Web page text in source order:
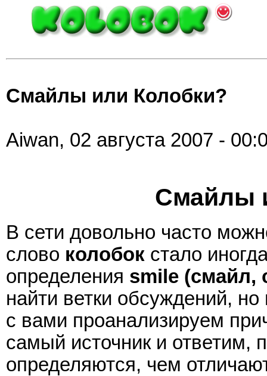
Смайлы или Колобки?
Aiwan, 02 августа 2007 -
Смайлы
В сети довольно часто
слово колобок стало
определения smile (смайл,
найти ветки обсуждений,
с вами проанализируем
самый источник и ответим,
определяются, чем